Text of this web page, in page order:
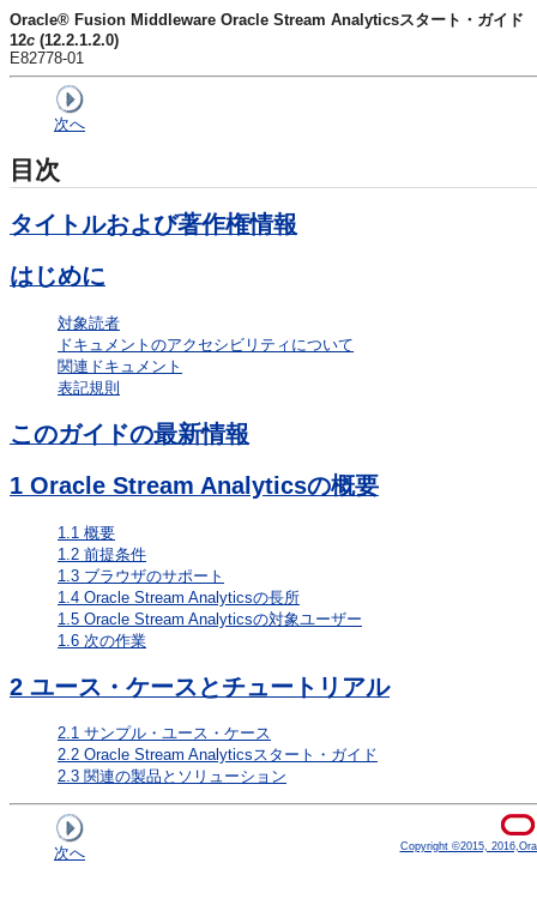
Oracle® Fusion Middleware Oracle Stream Analyticsスタート・ガイド
12c (12.2.1.2.0)
E82778-01
次へ
目次
タイトルおよび著作権情報
はじめに
対象読者
ドキュメントのアクセシビリティについて
関連ドキュメント
表記規則
このガイドの最新情報
1 Oracle Stream Analyticsの概要
1.1 概要
1.2 前提条件
1.3 ブラウザのサポート
1.4 Oracle Stream Analyticsの長所
1.5 Oracle Stream Analyticsの対象ユーザー
1.6 次の作業
2 ユース・ケースとチュートリアル
2.1 サンプル・ユース・ケース
2.2 Oracle Stream Analyticsスタート・ガイド
2.3 関連の製品とソリューション
次へ Copyright ©2015,